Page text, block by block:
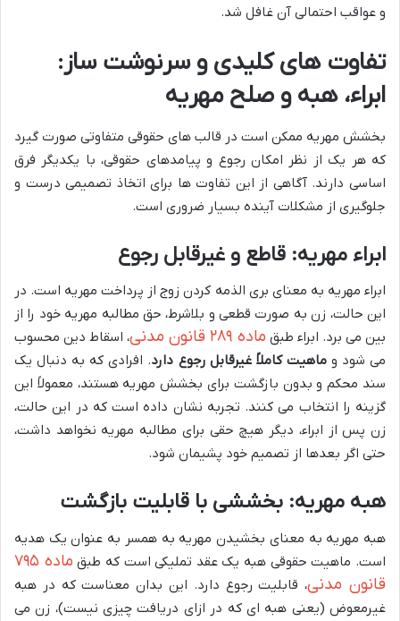
و عواقب احتمالی آن غافل شد.
تفاوت های کلیدی و سرنوشت ساز:
ابراء، هبه و صلح مهریه
بخشش مهریه ممکن است در قالب های حقوقی متفاوتی صورت گیرد
که هر یک از نظر امکان رجوع و پیامدهای حقوقی، با یکدیگر فرق
اساسی دارند. آگاهی از این تفاوت ها برای اتخاذ تصمیمی درست و
جلوگیری از مشکلات آینده بسیار ضروری است.
ابراء مهریه: قاطع و غیرقابل رجوع
ابراء مهریه به معنای بری الذمه کردن زوج از پرداخت مهریه است. در
این حالت، زن به صورت قطعی و بلاشرط، حق مطالبه مهریه خود را از
بین می برد. ابراء طبق ماده ۲۸۹ قانون مدنی
، اسقاط دین محسوب
می شود وماهیت کاملاً غیرقابل رجوع دارد. افرادی که به دنبال یک
سند محکم و بدون بازگشت برای بخشش مهریه هستند، معمولاً این
گزینه را انتخاب می کنند. تجربه نشان داده است که در این حالت،
زن پس از ابراء، دیگر هیچ حقی برای مطالبه مهریه نخواهد داشت،
حتی اگر بعدها از تصمیم خود پشیمان شود.
هبه مهریه: بخششی با قابلیت بازگشت
هبه مهریه به معنای بخشیدن مهریه به همسر به عنوان یک هدیه
است. ماهیت حقوقی هبه یک عقد تملیکی است که طبق
ماده ۷۹۵
قانون مدنی، قابلیت رجوع دارد. این بدان معناست که در هبه
غیرمعوض (یعنی هبه ای که در ازای دریافت چیزی نیست)، زن می